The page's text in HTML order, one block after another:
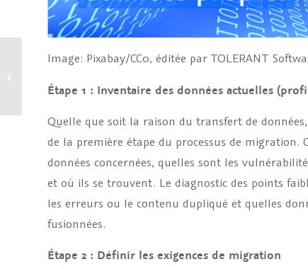
Image: Pixabay/CC0, éditée par TOLERANT
Étape 1 : Inventaire des données actuelles
Quelle que soit la raison du transfert de
de la première étape du processus de migration.
données concernées, quelles sont les
et où ils se trouvent. Le diagnostic des points
les erreurs ou le contenu dupliqué et quelles
fusionnées.
Étape 2 : Définir les exigences de migration
Salon de l’emploi
Karrieretag 2021